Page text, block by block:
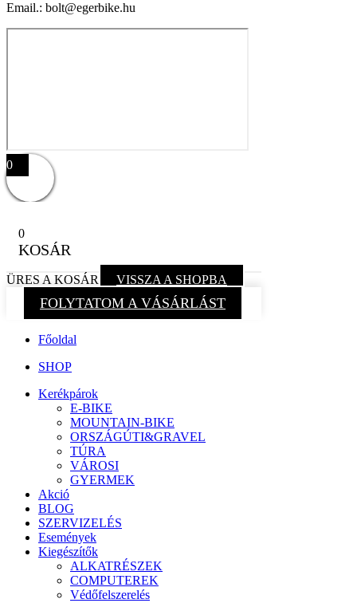
Email.: bolt@egerbike.hu
0
0
KOSÁR
ÜRES A KOSÁR VISSZA A SHOPBA
FOLYTATOM A VÁSÁRLÁST
Főoldal
SHOP
Kerékpárok
E-BIKE
MOUNTAIN-BIKE
ORSZÁGÚTI&GRAVEL
TÚRA
VÁROSI
GYERMEK
Akció
BLOG
SZERVIZELÉS
Események
Kiegészítők
ALKATRÉSZEK
COMPUTEREK
Védőfelszerelés